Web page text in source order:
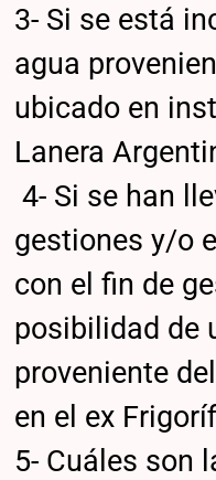
3- Si se está
agua
ubicado en
Lanera
4- Si se han
gestiones y/o
con el fin de
posibilidad de
proveniente
en el ex
5- Cuáles son